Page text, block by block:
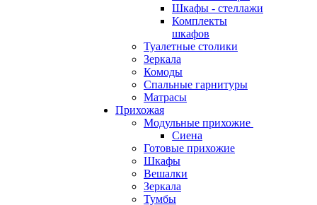
Шкафы - стеллажи
Комплекты
шкафов
Туалетные столики
Зеркала
Комоды
Спальные гарнитуры
Матрасы
Прихожая
Модульные прихожие
Сиена
Готовые прихожие
Шкафы
Вешалки
Зеркала
Тумбы